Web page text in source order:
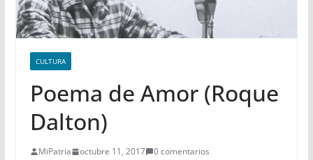
CULTURA
Poema de Amor (Roque
Dalton)
MiPatria octubre 11, 2017 0 comentarios